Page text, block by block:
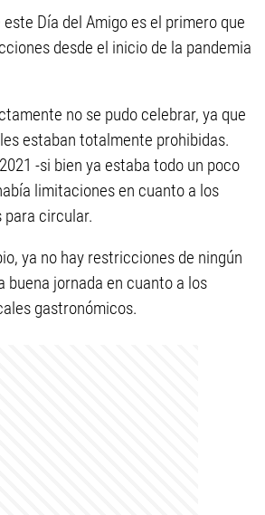
Día del Amigo es el primero que
desde el inicio de la pandemia
no se pudo celebrar, ya que
estaban totalmente prohibidas.
-si bien ya estaba todo un poco
limitaciones en cuanto a los
circular.
ya no hay restricciones de ningún
buena jornada en cuanto a los
gastronómicos.